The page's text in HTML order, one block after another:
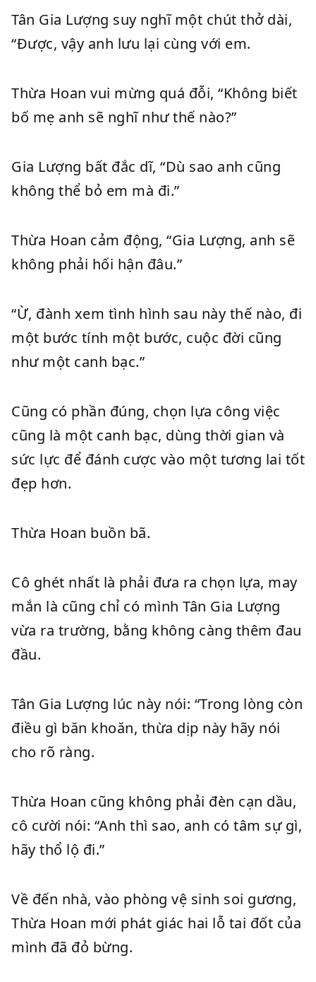
Tân Gia Lượng suy nghĩ một chút thở dài,
“Được, vậy anh lưu lại cùng với em.
Thừa Hoan vui mừng quá đỗi, “Không biết
bố mẹ anh sẽ nghĩ như thế nào?”
Gia Lượng bất đắc dĩ, “Dù sao anh cũng
không thể bỏ em mà đi.”
Thừa Hoan cảm động, “Gia Lượng, anh sẽ
không phải hối hận đâu.”
“Ừ, đành xem tình hình sau này thế nào, đi
một bước tính một bước, cuộc đời cũng
như một canh bạc.”
Cũng có phần đúng, chọn lựa công việc
cũng là một canh bạc, dùng thời gian và
sức lực để đánh cược vào một tương lai tốt
đẹp hơn.
Thừa Hoan buồn bã.
Cô ghét nhất là phải đưa ra chọn lựa, may
mắn là cũng chỉ có mình Tân Gia Lượng
vừa ra trường, bằng không càng thêm đau
đầu.
Tân Gia Lượng lúc này nói: “Trong lòng còn
điều gì băn khoăn, thừa dịp này hãy nói
cho rõ ràng.
Thừa Hoan cũng không phải đèn cạn dầu,
cô cười nói: “Anh thì sao, anh có tâm sự gì,
hãy thổ lộ đi.”
Về đến nhà, vào phòng vệ sinh soi gương,
Thừa Hoan mới phát giác hai lỗ tai đốt của
mình đã đỏ bừng.